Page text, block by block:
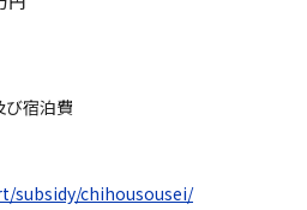
宿泊費
subsidy/chihousousei/